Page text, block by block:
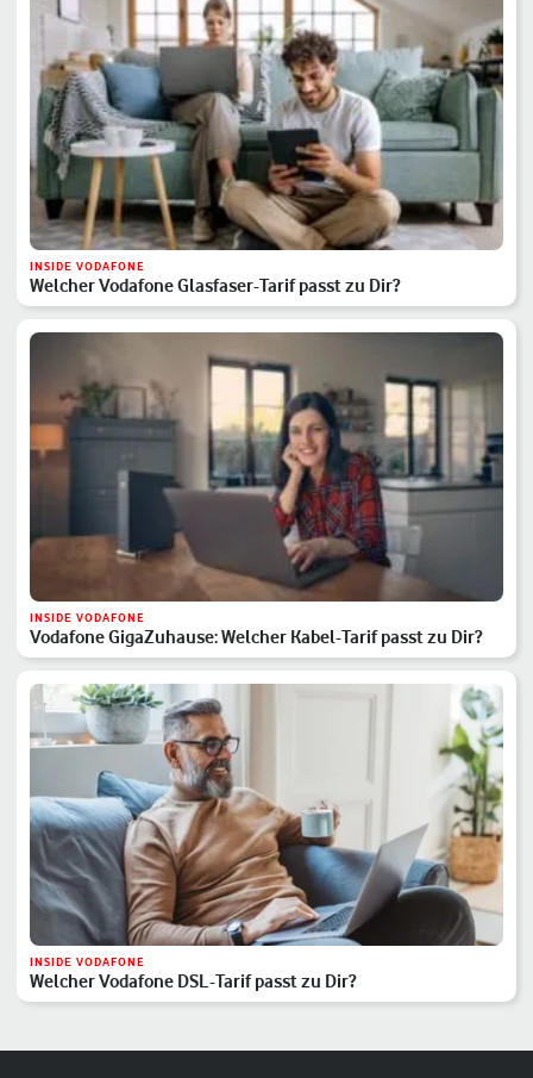
INSIDE VODAFONE
Welcher Vodafone Glasfaser-Tarif passt zu Dir?
INSIDE VODAFONE
Vodafone GigaZuhause: Welcher Kabel-Tarif passt zu Dir?
INSIDE VODAFONE
Welcher Vodafone DSL-Tarif passt zu Dir?